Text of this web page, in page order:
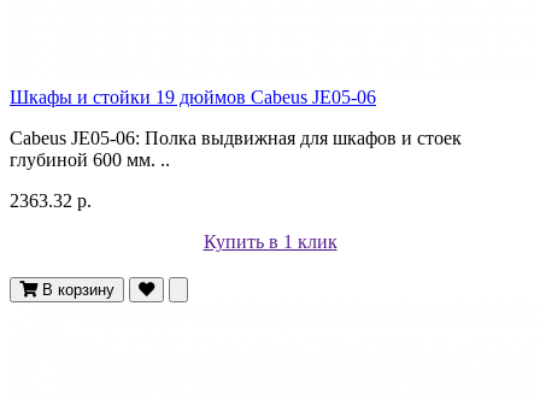
Шкафы и стойки 19 дюймов Cabeus JE05-06
Cabeus JE05-06: Полка выдвижная для шкафов и стоек
глубиной 600 мм. ..
2363.32 р.
Купить в 1 клик
В корзину